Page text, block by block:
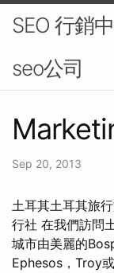
SEO 行銷
seo公司
Sep 20, 2013
土耳其土耳其旅
行社 在我們訪問
城市由美麗的
Ephesos，Troy